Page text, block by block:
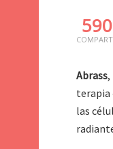
590
Abrass,
terapia
las